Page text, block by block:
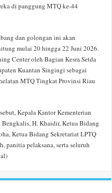
di panggung MTQ ke-44
dan golongan ini akan
mulai 20 hingga 22 Juni 2026.
Center oleh Bagian Kesra Setda
Kuantan Singingi sebagai
MTQ Tingkat Provinsi Riau
Kepala Kantor Kementerian
H. Khaidir, Ketua Bidang
Ketua Bidang Sekretariat LPTQ
panitia pelaksana, serta seluruh